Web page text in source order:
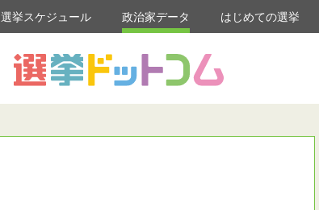
選挙スケジュール 政治家データ はじめての選挙